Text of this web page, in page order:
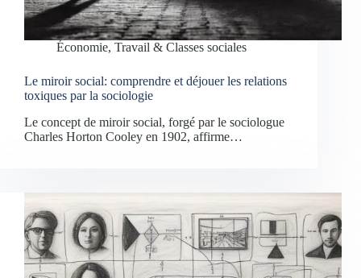
Économie, Travail & Classes sociales
Le miroir social: comprendre et déjouer les relations
toxiques par la sociologie
Le concept de miroir social, forgé par le sociologue
Charles Horton Cooley en 1902, affirme…